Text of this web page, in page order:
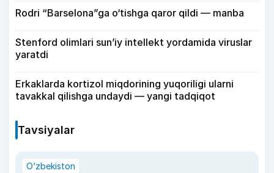
Rodri “Barselona”ga o‘tishga qaror qildi — manba
Stenford olimlari sun’iy intellekt yordamida viruslar
yaratdi
Erkaklarda kortizol miqdorining yuqoriligi ularni
tavakkal qilishga undaydi — yangi tadqiqot
Tavsiyalar
O‘zbekiston